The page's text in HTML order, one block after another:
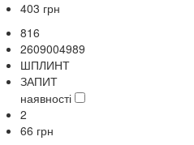
403 грн
816
2609004989
ШПЛИНТ
ЗАПИТ
наявності
2
66 грн